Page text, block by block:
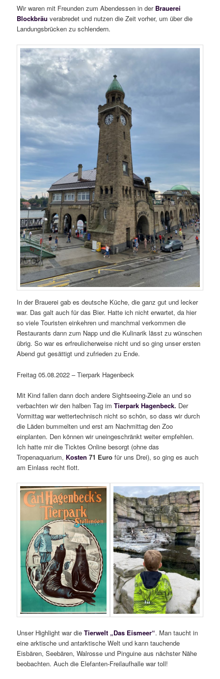
Wir waren mit Freunden zum Abendessen in der Brauerei
Blockbräu verabredet und nutzen die Zeit vorher, um über die
Landungsbrücken zu schlendern.
In der Brauerei gab es deutsche Küche, die ganz gut und lecker
war. Das galt auch für das Bier. Hatte ich nicht erwartet, da hier
so viele Touristen einkehren und manchmal verkommen die
Restaurants dann zum Napp und die Kulinarik lässt zu wünschen
übrig. So war es erfreulicherweise nicht und so ging unser ersten
Abend gut gesättigt und zufrieden zu Ende.
Freitag 05.08.2022 – Tierpark Hagenbeck
Mit Kind fallen dann doch andere Sightseeing-Ziele an und so
verbachten wir den halben Tag imTierpark Hagenbeck. Der
Vormittag war wettertechnisch nicht so schön, so dass wir durch
die Läden bummelten und erst am Nachmittag den Zoo
einplanten. Den können wir uneingeschränkt weiter empfehlen.
Ich hatte mir die Ticktes Online besorgt (ohne das
Tropenaquarium, Kosten71 Euro für uns Drei), so ging es auch
am Einlass recht flott.
Unser Highlight war dieTierwelt „Das Eismeer“. Man taucht in
eine arktische und antarktische Welt und kann tauchende
Eisbären, Seebären, Walrosse und Pinguine aus nächster Nähe
beobachten. Auch die Elefanten-Freilaufhalle war toll!